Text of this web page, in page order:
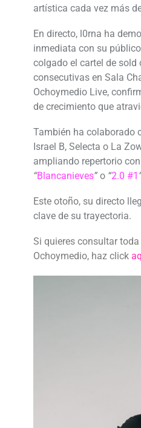
artística cada vez más
En directo, l0rna ha
inmediata con su
colgado el cartel de sold
consecutivas en Sala
Ochoymedio Live,
de crecimiento que
También ha colaborado
Israel B, Selecta o La
ampliando repertorio
“Blancanieves”o “2.0 #1
Este otoño, su directo
clave de su trayectoria.
Si quieres consultar
Ochoymedio, haz click